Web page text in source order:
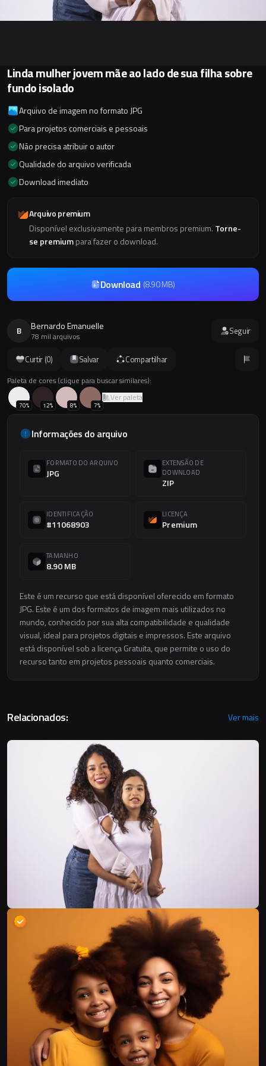
Curtir (0) Salvar Compartilhar
Paleta de cores (clique para buscar similares):
70% 12% 8% 7%
Ver paleta
Informações do arquivo
FORMATO DO ARQUIVO
JPG
EXTENSÃO DE
DOWNLOAD
ZIP
IDENTIFICAÇÃO
#11068903
LICENÇA
Premium
TAMANHO
8.90 MB
Este é um recurso que está disponível oferecido em formato
JPG. Este é um dos formatos de imagem mais utilizados no
mundo, conhecido por sua alta compatibilidade e qualidade
visual, ideal para projetos digitais e impressos. Este arquivo
está disponível sob a licença Gratuita, que permite o uso do
recurso tanto em projetos pessoais quanto comerciais.
Linda mulher jovem mãe ao lado de sua filha sobre
fundo isolado
Arquivo de imagem no formato JPG
Para projetos comerciais e pessoais
Não precisa atribuir o autor
Qualidade do arquivo verificada
Download imediato
Arquivo premium
Disponível exclusivamente para membros premium. Torne-
se premiumpara fazer o download.
Download (8.90 MB)
B Bernardo Emanuelle
78 mil arquivos Seguir
Relacionados: Ver mais